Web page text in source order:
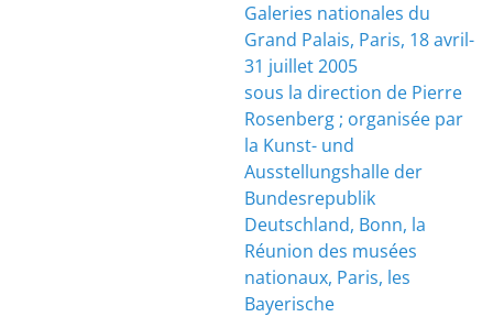
Galeries nationales du
Grand Palais, Paris, 18 avril-
31 juillet 2005
sous la direction de Pierre
Rosenberg ; organisée par
la Kunst- und
Ausstellungshalle der
Bundesrepublik
Deutschland, Bonn, la
Réunion des musées
nationaux, Paris, les
Bayerische